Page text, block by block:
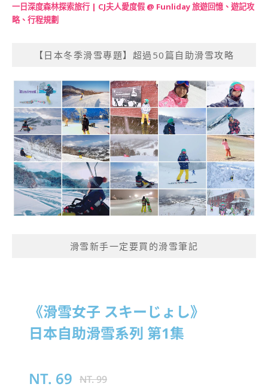
一日深度森林探索旅行 | CJ夫人愛度假 @ Funliday 旅遊回憶、遊記攻
略、行程規劃
【日本冬季滑雪專題】超過50篇自助滑雪攻略
滑雪新手一定要買的滑雪筆記